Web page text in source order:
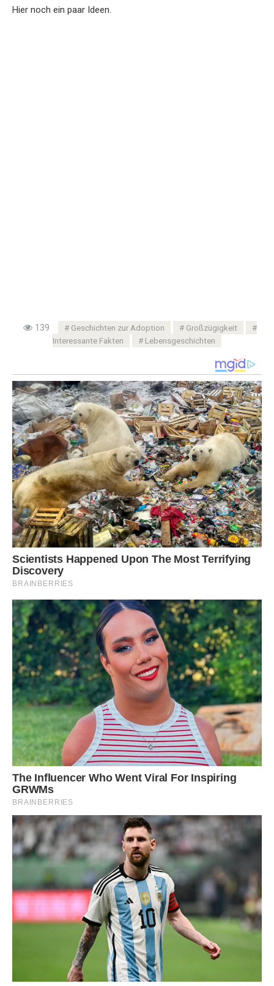
Hier noch ein paar Ideen.
139 Geschichten zur Adoption
Großzügigkeit
Interessante Fakten
Lebensgeschichten